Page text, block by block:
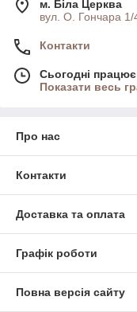
м. Біла Церква
вул. О. Гончара 1/
Контакти
Сьогодні
Показати весь
Про нас
Контакти
Доставка та оплата
Графік роботи
Повна версія сайту